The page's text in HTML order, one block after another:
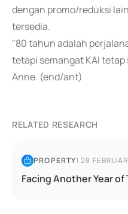
dengan promo/reduksi
tersedia.
"80 tahun adalah
tetapi semangat KAI
Anne. (end/ant)
RELATED RESEARCH
PROPERTY|28
Facing Another Year of